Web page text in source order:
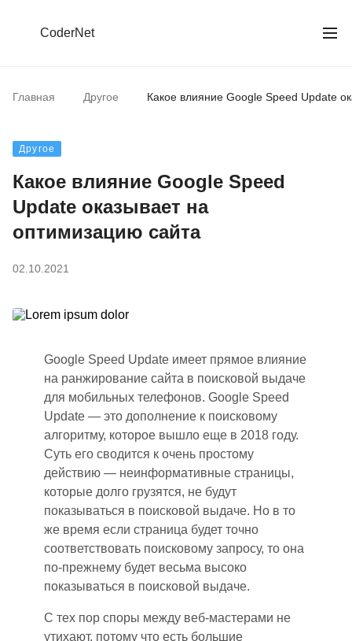
CoderNet
Главная Другое Какое влияние Google Speed Update
Другое
Какое влияние Google Speed
Update оказывает на
оптимизацию сайта
02.10.2021
Google Speed Update имеет прямое влияние
на ранжирование сайта в поисковой выдаче
для мобильных телефонов. Google Speed
Update — это дополнение к поисковому
алгоритму, которое вышло еще в 2018 году.
Суть его сводится к очень простому
действию — неинформативные страницы,
которые долго грузятся, не будут
показываться в поисковой выдаче. Но в то
же время если страница будет точно
соответствовать поисковому запросу, то она
по-прежнему будет весьма высоко
показываться в поисковой выдаче.
С тех пор споры между веб-мастерами не
утихают, потому что есть большие